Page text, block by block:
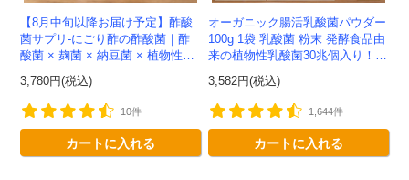
【8月中旬以降お届け予定】酢酸
菌サプリ-にごり酢の酢酸菌｜酢
酸菌 × 麹菌 × 納豆菌 × 植物性乳
酸菌20兆個を一粒に凝縮-かわし
ま屋-【送料無料】*メ...
3,780円(税込)
10件
カートに入れる
オーガニック腸活乳酸菌パウダー
100g 1袋 乳酸菌 粉末 発酵食品由
来の植物性乳酸菌30兆個入り！有
機JAS認定 -かわしま屋- 【送料無
料】 *メ...
3,582円(税込)
1,644件
カートに入れる